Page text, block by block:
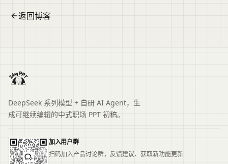
返回博客
DeepSeek 系列模型 + 自研 AI Agent，生
成可继续编辑的中式职场 PPT 初稿。
加入用户群
扫码加入产品讨论群，反馈建议、获取新功能更新